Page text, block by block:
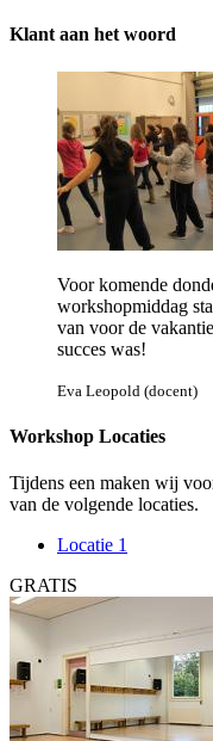
Klant aan het woord
Voor komende
workshopmiddag
van voor de
succes was!
Eva Leopold (docent)
Workshop Locaties
Tijdens een maken wij
van de volgende locaties.
Locatie 1
GRATIS